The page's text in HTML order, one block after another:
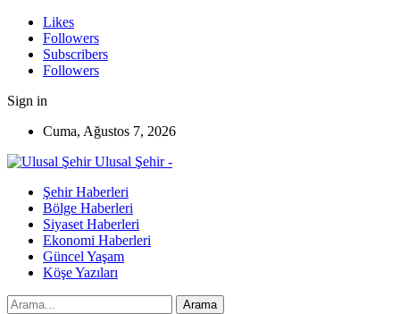
Likes
Followers
Subscribers
Followers
Sign in
Cuma, Ağustos 7, 2026
Ulusal Şehir -
Şehir Haberleri
Bölge Haberleri
Siyaset Haberleri
Ekonomi Haberleri
Güncel Yaşam
Köşe Yazıları